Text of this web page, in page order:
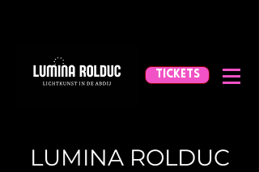
TICKETS
LUMINA ROLDUC